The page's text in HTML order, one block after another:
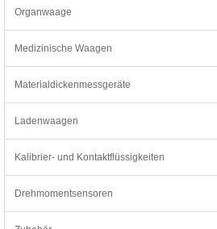
Organwaage
Medizinische Waagen
Materialdickenmessgeräte
Ladenwaagen
Kalibrier- und Kontaktflüssigkeiten
Drehmomentsensoren